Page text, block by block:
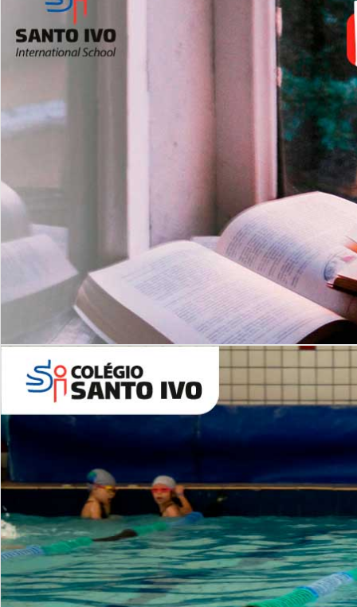
Leituras Literárias
es
Com imersão Bilingue - Anos
Finais
6º AO 9º ANO FUNDAMENTAL
Inglês: Turmas Reduzidas
(Proficiência)
ALUNOS NOVOS
Entre em Contato